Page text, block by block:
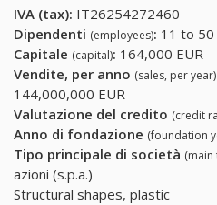
IVA (tax): IT26254272460
Dipendenti (employees): 11 to 50
Capitale (capital): 164,000 EUR
Vendite, per anno (sales, per year)
144,000,000 EUR
Valutazione del credito (credit
Anno di fondazione (foundation
Tipo principale di società
azioni (s.p.a.)
Structural shapes, plastic